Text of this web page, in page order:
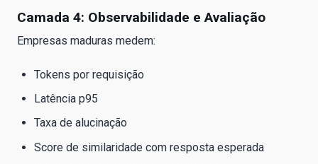
Camada 4: Observabilidade e Avaliação
Empresas maduras medem:
Tokens por requisição
Latência p95
Taxa de alucinação
Score de similaridade com resposta esperada